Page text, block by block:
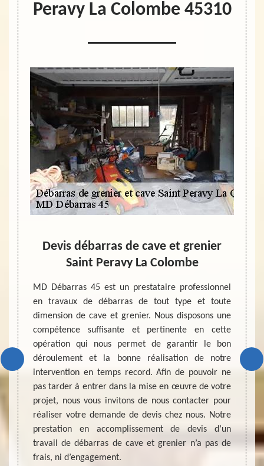
Peravy La Colombe 45310
bon
de
la
de
lieu
il
tout
Devis débarras de cave et grenier
Saint Peravy La Colombe
MD Débarras 45 est un prestataire professionnel
en travaux de débarras de tout type et toute
dimension de cave et grenier. Nous disposons une
compétence suffisante et pertinente en cette
opération qui nous permet de garantir le bon
déroulement et la bonne réalisation de notre
intervention en temps record. Afin de pouvoir ne
pas tarder à entrer dans la mise en œuvre de votre
projet, nous vous invitons de nous contacter pour
réaliser votre demande de devis chez nous. Notre
prestation en accomplissement de devis d’un
travail de débarras de cave et grenier n’a pas de
frais, ni d’engagement.
Pour
faut
l’état
de
sont
et
de